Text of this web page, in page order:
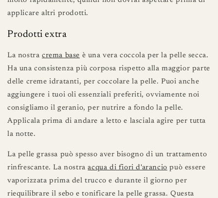
applicare altri prodotti.
Prodotti extra
La nostra crema base è una vera coccola per la pelle secca.
Ha una consistenza più corposa rispetto alla maggior parte
delle creme idratanti, per coccolare la pelle. Puoi anche
aggiungere i tuoi oli essenziali preferiti, ovviamente noi
consigliamo il geranio, per nutrire a fondo la pelle.
Applicala prima di andare a letto e lasciala agire per tutta
la notte.
La pelle grassa può spesso aver bisogno di un trattamento
rinfrescante. La nostraacqua di fiori d'arancio può essere
vaporizzata prima del trucco e durante il giorno per
riequilibrare il sebo e tonificare la pelle grassa. Questa